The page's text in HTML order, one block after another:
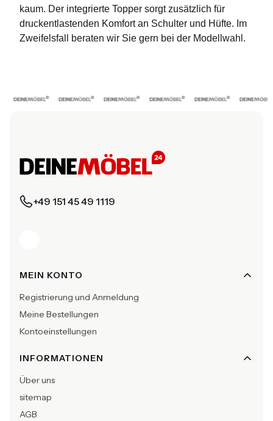
kaum. Der integrierte Topper sorgt zusätzlich für
druckentlastenden Komfort an Schulter und Hüfte. Im
Zweifelsfall beraten wir Sie gern bei der Modellwahl.
+49 151 45 49 1119
Fußzeilenmenü
MEIN KONTO
Registrierung und Anmeldung
Meine Bestellungen
Kontoeinstellungen
INFORMATIONEN
Über uns
sitemap
AGB